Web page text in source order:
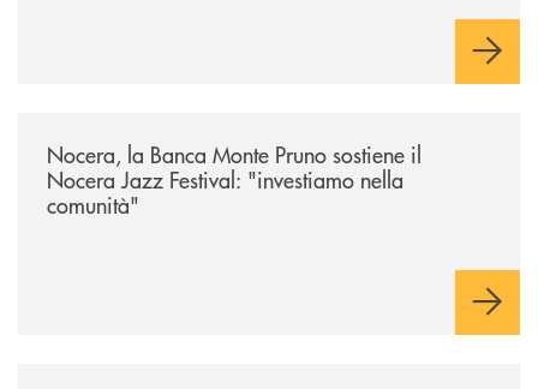
Nocera, la Banca Monte Pruno sostiene il
Nocera Jazz Festival: "investiamo nella
comunità"